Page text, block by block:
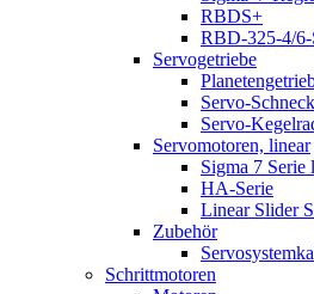
RBDS+
RBD-325-4/
Servogetriebe
Servo-
Servo-
Servomotoren, linear
Sigma 7 Serie
HA-Serie
Linear Slider
Zubehör
Schrittmotoren